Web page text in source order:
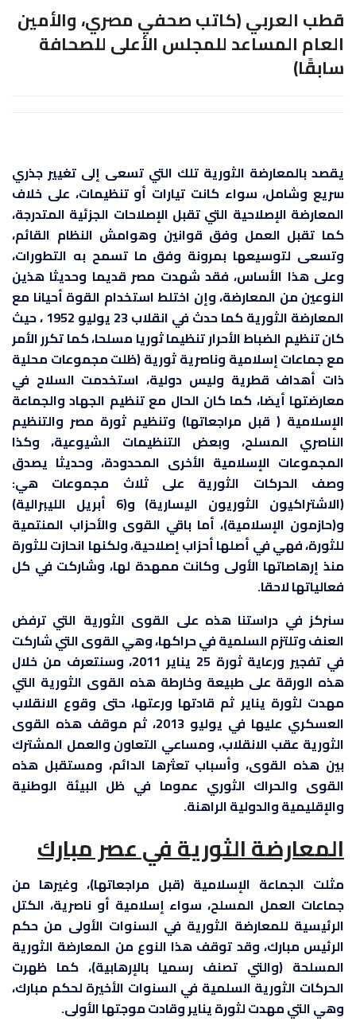
قطب العربي (كاتب صحفي مصري، والأمين
العام المساعد للمجلس الأعلى للصحافة
سابقًا)
يقصد بالمعارضة الثورية تلك التي تسعى إلى تغيير جذري
سريع وشامل، سواء كانت تيارات أو تنظيمات، على خلاف
المعارضة الإصلاحية التي تقبل الإصلاحات الجزئية المتدرجة،
كما تقبل العمل وفق قوانين وهوامش النظام القائم،
وتسعى لتوسيعها بمرونة وفق ما تسمح به التطورات،
وعلى هذا الأساس، فقد شهدت مصر قديما وحديثا هذين
النوعين من المعارضة، وإن اختلط استخدام القوة أحيانا مع
المعارضة الثورية كما حدث في انقلاب 23 يوليو 1952 ، حيث
كان تنظيم الضباط الأحرار تنظيما ثوريا مسلحا، كما تكرر الأمر
مع جماعات إسلامية وناصرية ثورية (ظلت مجموعات محلية
ذات أهداف قطرية وليس دولية، استخدمت السلاح في
معارضتها أيضا، كما كان الحال مع تنظيم الجهاد والجماعة
الإسلامية ( قبل مراجعاتها) وتنظيم ثورة مصر والتنظيم
الناصري المسلح، وبعض التنظيمات الشيوعية، وكذا
المجموعات الإسلامية الأخرى المحدودة، وحديثا يصدق
وصف الحركات الثورية على ثلاث مجموعات هي:
(الاشتراكيون الثوريون اليسارية) و(6 أبريل الليبرالية)
و(حازمون الإسلامية)، أما باقي القوى والأحزاب المنتمية
للثورة، فهي في أصلها أحزاب إصلاحية، ولكنها انحازت للثورة
منذ إرهاصاتها الأولى وكانت ممهدة لها، وشاركت في كل
فعالياتها لاحقا.
سنركز في دراستنا هذه على القوى الثورية التي ترفض
العنف وتلتزم السلمية في حراكها، وهي القوى التي شاركت
في تفجير ورعاية ثورة 25 يناير 2011، وسنتعرف من خلال
هذه الورقة على طبيعة وخارطة هذه القوى الثورية التي
مهدت لثورة يناير ثم قادتها ورعتها، حتى وقوع الانقلاب
العسكري عليها في يوليو 2013، ثم موقف هذه القوى
الثورية عقب الانقلاب، ومساعي التعاون والعمل المشترك
بين هذه القوى، وأسباب تعثرها الدائم، ومستقبل هذه
القوى والحراك الثوري عموما في ظل البيئة الوطنية
والإقليمية والدولية الراهنة.
المعارضة الثورية في عصر مبارك
مثلت الجماعة الإسلامية (قبل مراجعاتها)، وغيرها من
جماعات العمل المسلح، سواء إسلامية أو ناصرية، الكتل
الرئيسية للمعارضة الثورية في السنوات الأولى من حكم
الرئيس مبارك، وقد توقف هذا النوع من المعارضة الثورية
المسلحة (والتي تصنف رسميا بالإرهابية)، كما ظهرت
الحركات الثورية السلمية في السنوات الأخيرة لحكم مبارك،
وهي التي مهدت لثورة يناير وقادت موجتها الأولى.